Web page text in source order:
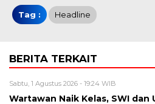
Tag : Headline
BERITA TERKAIT
Sabtu, 1 Agustus 2026 - 19:24 WIB
Wartawan Naik Kelas, SWI dan